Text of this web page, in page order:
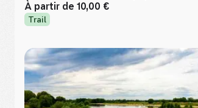
À partir de 10,00 €
Trail